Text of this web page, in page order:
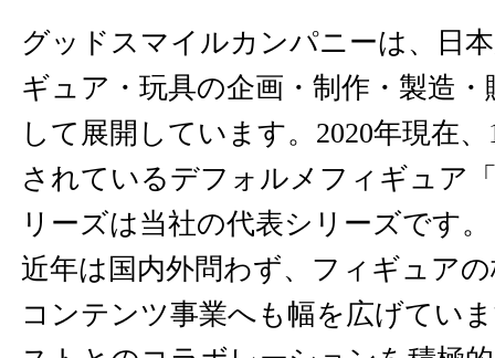
グッドスマイルカンパニーは、日
ギュア・玩具の企画・制作・製造
して展開しています。2020年現在
されているデフォルメフィギュア
リーズは当社の代表シリーズです。
近年は国内外問わず、フィギュア
コンテンツ事業へも幅を広げてい